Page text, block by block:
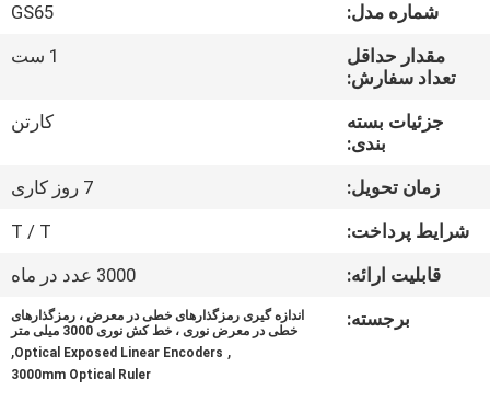
کارخانه
کنترل
کیفیت
ما
تماس
شماره مدل:
GS65
مقدار حداقل
تعداد سفارش:
1 ست
جزئیات بسته
بندی:
کارتن
زمان تحویل:
7 روز کاری
شرایط پرداخت:
T / T
قابلیت ارائه:
3000 عدد در ماه
برجسته:
اندازه گیری رمزگذارهای خطی در معرض ، رمزگذارهای
خطی در معرض نوری ، خط کش نوری 3000 میلی متر
,
Optical Exposed Linear Encoders
,
3000mm Optical Ruler